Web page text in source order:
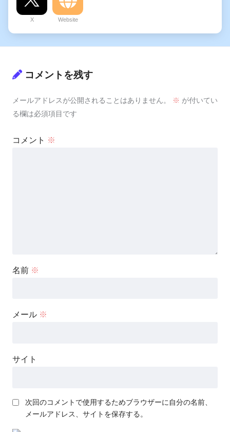
X Website
コメントを残す
メールアドレスが公開されることはありません。 ※ が付いてい
る欄は必須項目です
コメント ※
名前 ※
メール ※
サイト
次回のコメントで使用するためブラウザーに自分の名前、
メールアドレス、サイトを保存する。